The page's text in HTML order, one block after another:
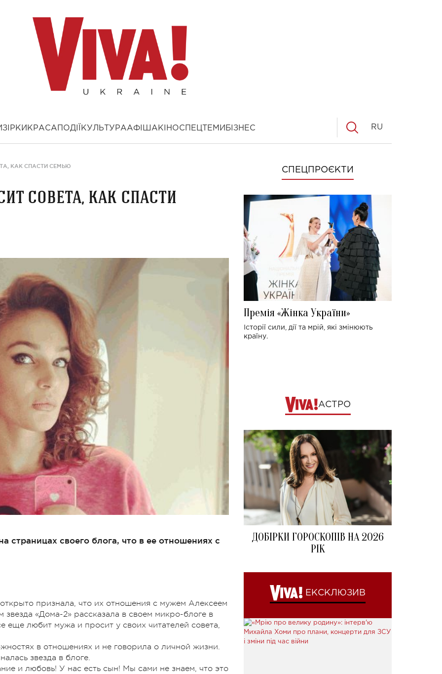
ЗІРКИ КРАСА ПОДІЇ КУЛЬТУРААФІША КІНОСПЕЦТЕМИ БІЗНЕС RU
КАК СПАСТИ СЕМЬЮ
совета, как спасти
страницах своего блога, что в ее отношениях с
признала, что их отношения с мужем Алексеем
«Дома-2» рассказала в своем микро-блоге в
еще любит мужа и просит у своих читателей совета,
в отношениях и не говорила о личной жизни.
звезда в блоге.
и любовь! У нас есть сын! Мы сами не знаем, что это
СПЕЦПРОЄКТИ
Премія «Жінка України»
Історії сили, дії та мрій, які змінюють
країну.
АСТРО
ДОБІРКИ ГОРОСКОПІВ НА 2026
РІК
ЕКСКЛЮЗИВ